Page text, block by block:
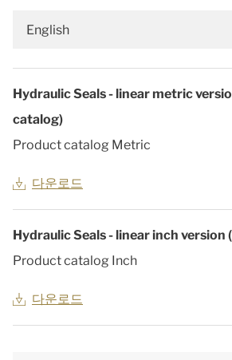
English
Hydraulic Seals - linear metric
catalog)
Product catalog Metric
다운로드
Hydraulic Seals - linear inch
Product catalog Inch
다운로드